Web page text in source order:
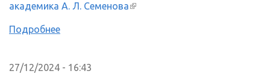
академика А. Л. Семенова(внешняя ссылка)
Подробнее
27/12/2024 - 16:43